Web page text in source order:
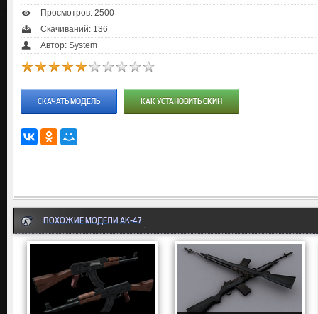
Просмотров: 2500
Скачиваний: 136
Автор: System
СКАЧАТЬ МОДЕЛЬ КАК УСТАНОВИТЬ СКИН
ПОХОЖИЕ МОДЕЛИ AK-47